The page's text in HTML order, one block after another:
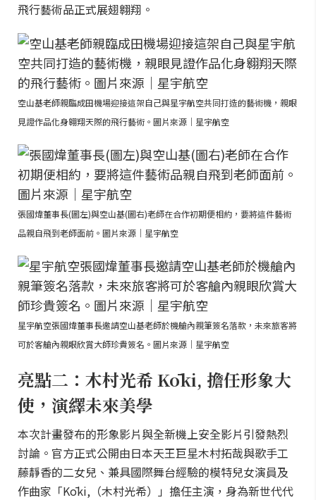
飛行藝術品正式展翅翱翔。
空山基老師親臨成田機場迎接這架自己與星宇航空共同打造的藝術機，親眼
見證作品化身翱翔天際的飛行藝術。圖片來源｜星宇航空
張國煒董事長(圖左)與空山基(圖右)老師在合作初期便相約，要將這件藝術
品親自飛到老師面前。圖片來源｜星宇航空
星宇航空張國煒董事長邀請空山基老師於機艙內親筆簽名落款，未來旅客將
可於客艙內親眼欣賞大師珍貴簽名。圖片來源｜星宇航空
亮點二：木村光希 Kōki, 擔任形象大
使，演繹未來美學
本次計畫發布的形象影片與全新機上安全影片引發熱烈
討論。官方正式公開由日本天王巨星木村拓哉與歌手工
藤靜香的二女兒、兼具國際舞台經驗的模特兒女演員及
作曲家「Kōki,（木村光希）」擔任主演，身為新世代代